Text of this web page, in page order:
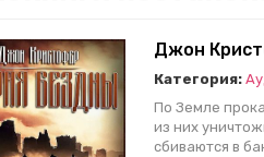
Джон
Категория:
По Земле
из них
сбиваются в